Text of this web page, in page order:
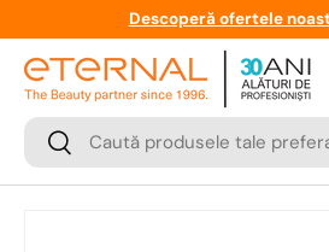
Descoperă ofertele
Cauta
Cauta